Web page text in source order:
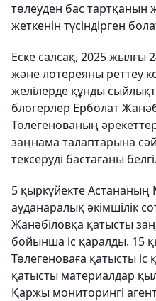
төлеуден бас тартқанын
жеткенін түсіндірген
Еске салсақ, 2025 жылғы
және лотереяны реттеу
желілерде құнды
блогерлер Ерболат
Төлегенованың
заңнама талаптарына
тексеруді бастағаны
5 қыркүйекте
ауданаралық әкімшілік
Жанәбіловқа қатысты
бойынша іс қаралды. 15
Төлегеноваға қатысты
қатысты материалдар
Қаржы мониторингі